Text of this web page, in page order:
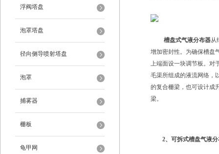
浮阀塔盘
泡罩塔盘
径向侧导喷射塔盘
泡罩
捕雾器
栅板
龟甲网
槽盘式气液分布器从
增加密封性。为确保槽盘
上端面设一块调节板。对
毛渠所组成的液流网络，
的复合栅梁，也可设计成
梁。
2、 可拆式槽盘气液